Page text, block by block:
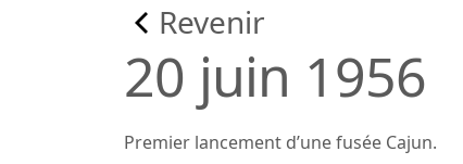
Revenir
20 juin 1956
Premier lancement d’une fusée Cajun.